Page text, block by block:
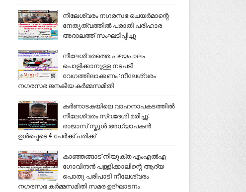
നീലേശ്വരം നഗരസഭ ചെയർമാന്റെ
നേതൃത്വത്തിൽ പരാതി പരിഹാര
അദാലത്ത് സംഘടിപ്പിച്ചു
നീലേശ്വരത്തെ പഴയപാലം
പൊളിക്കാനുള്ള നടപടി
വേഗത്തിലാക്കണം :നീലേശ്വരം
നഗരസഭ ജനകീയ കർമ്മസമിതി
കർണാടകയിലെ വാഹനാപകടത്തിൽ
നീലേശ്വരം സ്വദേശി മരിച്ചു:
രാജാസ് സ്കൂൾ അധ്യാപകൻ
ഉൾപ്പെടെ 4 പേർക്ക് പരിക്ക്
കാഞ്ഞങ്ങാട് നിയുക്ത എംഎൽഎ
ഗോവിന്ദൻ പള്ളിക്കാലിന്റെ ആദ്യ
പൊതു പരിപാടി നീലേശ്വരം
നഗരസഭ കർമ്മസമിതി സമര ഉദ്ഘാടനം